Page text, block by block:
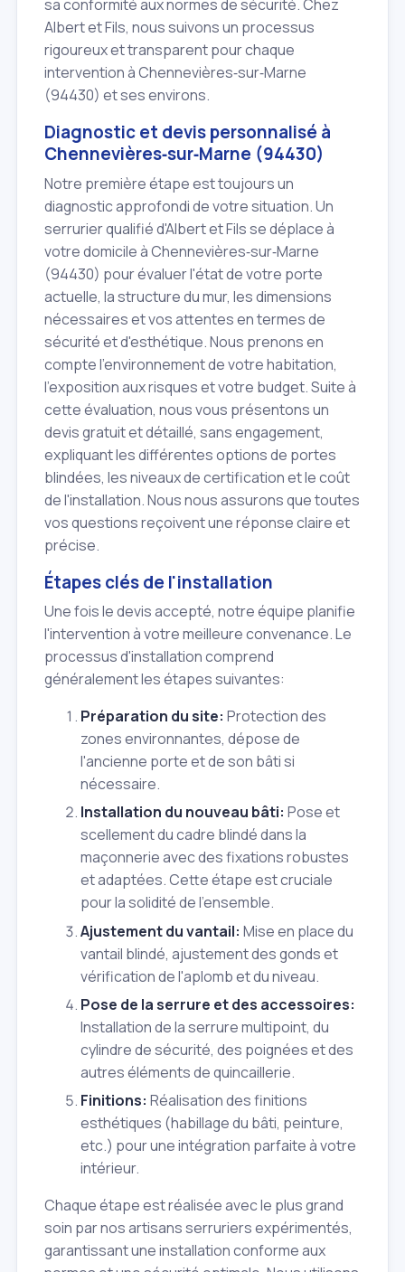
sa conformité aux normes de sécurité. Chez
Albert et Fils, nous suivons un processus
rigoureux et transparent pour chaque
intervention à Chennevières‑sur‑Marne
(94430) et ses environs.
Diagnostic et devis personnalisé à
Chennevières‑sur‑Marne (94430)
Notre première étape est toujours un
diagnostic approfondi de votre situation. Un
serrurier qualifié d'Albert et Fils se déplace à
votre domicile à Chennevières‑sur‑Marne
(94430) pour évaluer l'état de votre porte
actuelle, la structure du mur, les dimensions
nécessaires et vos attentes en termes de
sécurité et d'esthétique. Nous prenons en
compte l'environnement de votre habitation,
l'exposition aux risques et votre budget. Suite à
cette évaluation, nous vous présentons un
devis gratuit et détaillé, sans engagement,
expliquant les différentes options de portes
blindées, les niveaux de certification et le coût
de l'installation. Nous nous assurons que toutes
vos questions reçoivent une réponse claire et
précise.
Étapes clés de l'installation
Une fois le devis accepté, notre équipe planifie
l'intervention à votre meilleure convenance. Le
processus d'installation comprend
généralement les étapes suivantes:
Préparation du site: Protection des
zones environnantes, dépose de
l'ancienne porte et de son bâti si
nécessaire.
Installation du nouveau bâti: Pose et
scellement du cadre blindé dans la
maçonnerie avec des fixations robustes
et adaptées. Cette étape est cruciale
pour la solidité de l'ensemble.
Ajustement du vantail: Mise en place du
vantail blindé, ajustement des gonds et
vérification de l'aplomb et du niveau.
Pose de la serrure et des accessoires:
Installation de la serrure multipoint, du
cylindre de sécurité, des poignées et des
autres éléments de quincaillerie.
Finitions: Réalisation des finitions
esthétiques (habillage du bâti, peinture,
etc.) pour une intégration parfaite à votre
intérieur.
Chaque étape est réalisée avec le plus grand
soin par nos artisans serruriers expérimentés,
garantissant une installation conforme aux